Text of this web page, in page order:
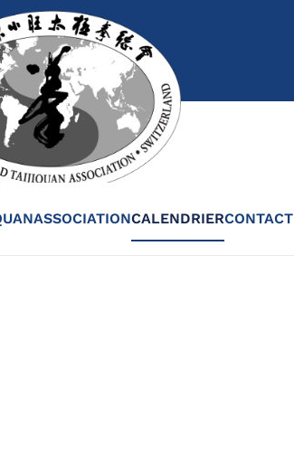
ASSOCIATIONCALENDRIERCONTACT